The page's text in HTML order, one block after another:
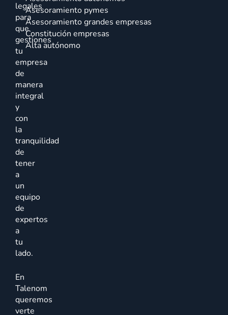
legales
para
que
gestiones
tu
empresa
de
manera
integral
y
con
la
tranquilidad
de
tener
a
un
equipo
de
expertos
a
tu
lado.
En
Talenom
queremos
verte
Asesoramiento pymes
Asesoramiento grandes empresas
Constitución empresas
Alta autónomo